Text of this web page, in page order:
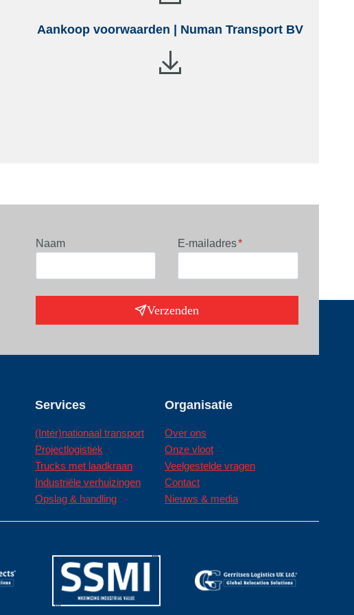
Aankoop voorwaarden | Numan Transport BV
Naam E-mailadres*
Verzenden
Services
(Inter)nationaal transport
Projectlogistiek
Trucks met laadkraan
Industriële verhuizingen
Opslag & handling
Organisatie
Over ons
Onze vloot
Veelgestelde vragen
Contact
Nieuws & media